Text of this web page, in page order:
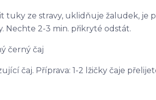
tuky ze stravy, uklidňuje žaludek, je
Nechte 2-3 min. přikryté odstát.
černý čaj
čaj. Příprava: 1-2 lžičky čaje